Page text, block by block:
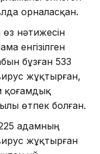
орналасқан.
нәтижесін
енгізілген
бұзған 533
жұқтырған,
қоғамдық
өтпек болған.
адамның
жұқтырған